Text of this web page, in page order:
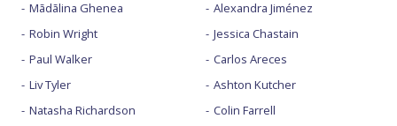
Mãdãlina Ghenea
Robin Wright
Paul Walker
Liv Tyler
Natasha Richardson
Alexandra Jiménez
Jessica Chastain
Carlos Areces
Ashton Kutcher
Colin Farrell